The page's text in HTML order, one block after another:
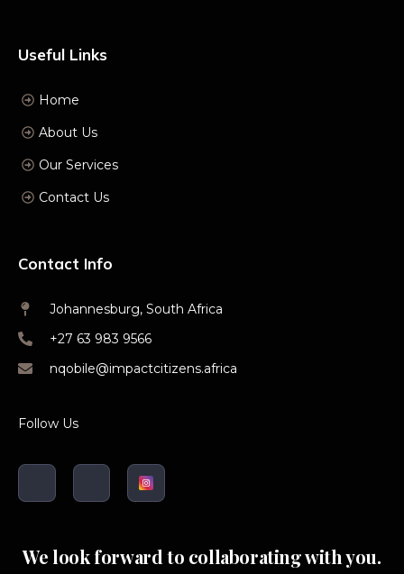
Useful Links
Home
About Us
Our Services
Contact Us
Contact Info
Johannesburg, South Africa
+27 63 983 9566
nqobile@impactcitizens.africa
Follow Us
We look forward to collaborating with you.